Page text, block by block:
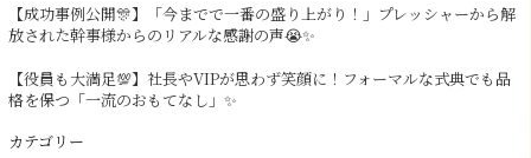
【成功事例公開🎊】「今までで一番の盛り上がり！」プレッシャーから解
放された幹事様からのリアルな感謝の声😭✨
【役員も大満足💯】社長やVIPが思わず笑顔に！フォーマルな式典でも品
格を保つ「一流のおもてなし」✨
カテゴリー